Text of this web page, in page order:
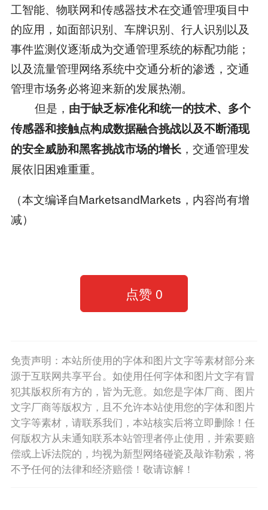
工智能、物联网和传感器技术在交通管理项目中
的应用，如面部识别、车牌识别、行人识别以及
事件监测仪逐渐成为交通管理系统的标配功能；
以及流量管理网络系统中交通分析的渗透，交通
管理市场务必将迎来新的发展热潮。
但是， 由于缺乏标准化和统一的技术、多个
传感器和接触点构成数据融合挑战以及不断涌现
的安全威胁和黑客挑战市场的增长，交通管理发
展依旧困难重重。
（本文编译自MarketsandMarkets，内容尚有增
减）
点赞 0
免责声明：本站所使用的字体和图片文字等素材部分来
源于互联网共享平台。如使用任何字体和图片文字有冒
犯其版权所有方的，皆为无意。如您是字体厂商、图片
文字厂商等版权方，且不允许本站使用您的字体和图片
文字等素材，请联系我们，本站核实后将立即删除！任
何版权方从未通知联系本站管理者停止使用，并索要赔
偿或上诉法院的，均视为新型网络碰瓷及敲诈勒索，将
不予任何的法律和经济赔偿！敬请谅解！